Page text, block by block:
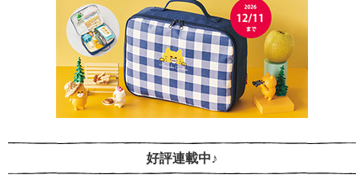
好評連載中♪